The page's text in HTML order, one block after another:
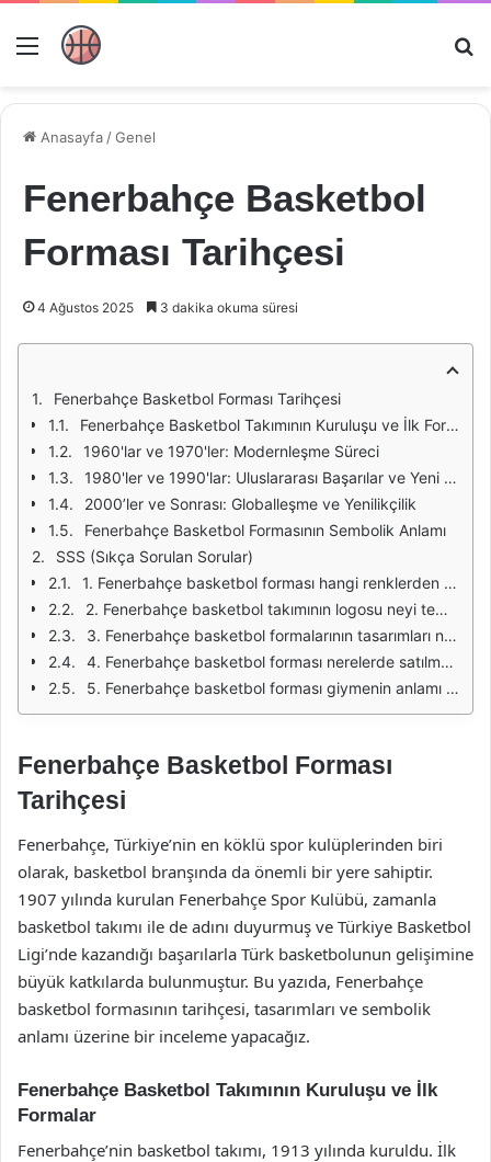
Menü
Anasayfa /Genel
Fenerbahçe Basketbol
Forması Tarihçesi
4 Ağustos 2025 3 dakika okuma süresi
Fenerbahçe Basketbol Forması Tarihçesi
Fenerbahçe Basketbol Takımının Kuruluşu ve İlk Formalar
1960'lar ve 1970'ler: Modernleşme Süreci
1980'ler ve 1990'lar: Uluslararası Başarılar ve Yeni Tasarımlar
2000’ler ve Sonrası: Globalleşme ve Yenilikçilik
Fenerbahçe Basketbol Formasının Sembolik Anlamı
SSS (Sıkça Sorulan Sorular)
1. Fenerbahçe basketbol forması hangi renklerden oluşur?
2. Fenerbahçe basketbol takımının logosu neyi temsil eder?
3. Fenerbahçe basketbol formalarının tasarımları nasıl değişti?
4. Fenerbahçe basketbol forması nerelerde satılmaktadır?
5. Fenerbahçe basketbol forması giymenin anlamı nedir?
Fenerbahçe Basketbol Forması
Tarihçesi
Fenerbahçe, Türkiye’nin en köklü spor kulüplerinden biri
olarak, basketbol branşında da önemli bir yere sahiptir.
1907 yılında kurulan Fenerbahçe Spor Kulübü, zamanla
basketbol takımı ile de adını duyurmuş ve Türkiye Basketbol
Ligi’nde kazandığı başarılarla Türk basketbolunun gelişimine
büyük katkılarda bulunmuştur. Bu yazıda, Fenerbahçe
basketbol formasının tarihçesi, tasarımları ve sembolik
anlamı üzerine bir inceleme yapacağız.
Fenerbahçe Basketbol Takımının Kuruluşu ve İlk
Formalar
Fenerbahçe’nin basketbol takımı, 1913 yılında kuruldu. İlk